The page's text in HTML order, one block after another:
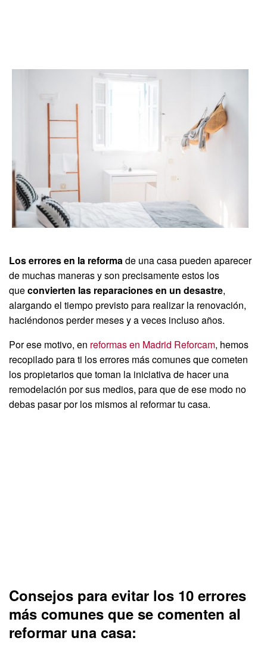
Los errores en la reformade una casa pueden aparecer
de muchas maneras y son precisamente estos los
queconvierten las reparaciones en un desastre,
alargando el tiempo previsto para realizar la renovación,
haciéndonos perder meses y a veces incluso años.
Por ese motivo, en reformas en Madrid Reforcam, hemos
recopilado para ti los errores más comunes que cometen
los propietarios que toman la iniciativa de hacer una
remodelación por sus medios, para que de ese modo no
debas pasar por los mismos al reformar tu casa.
Consejos para evitar los 10 errores
más comunes que se comenten al
reformar una casa: